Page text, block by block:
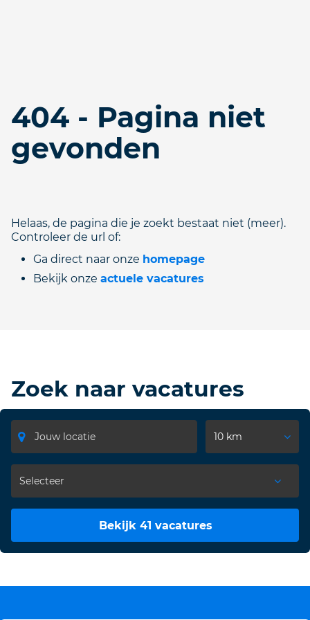
404 - Pagina niet
gevonden
Helaas, de pagina die je zoekt bestaat niet (meer).
Controleer de url of:
Ga direct naar onze homepage
Bekijk onze actuele vacatures
Zoek naar vacatures
10 km
Bekijk 41 vacatures